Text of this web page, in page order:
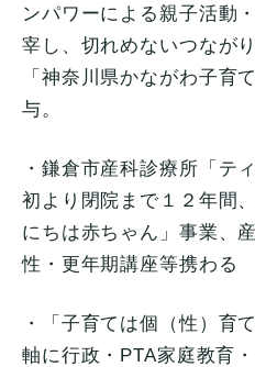
ンパワーによる親子活動
宰し、 切れめないつなが
「 神奈川県かながわ子育
与。
・鎌倉市産科診療所「テ
初より閉院まで１２年間
にちは赤ちゃん」事業、
性・ 更年期講座等携わる
・「子育ては個（性）育
軸に行政・ PTA家庭教育